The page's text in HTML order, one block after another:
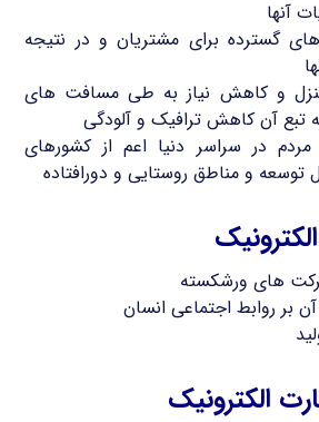
آنها
گسترده برای مشتریان و در نتیجه
و کاهش نیاز به طی مسافت های
تبع آن کاهش ترافیک و آلودگی
مردم در سراسر دنیا اعم از کشورهای
و مناطق روستایی و دورافتاده
های ورشکسته
آن بر روابط اجتماعی انسان
الکترونیک